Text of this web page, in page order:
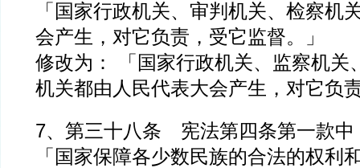
「国家行政机关、审判机关、检察机
会产生，对它负责，受它监督。」
修改为： 「国家行政机关、监察机关
机关都由人民代表大会产生，对它负
7、第三十八条 宪法第四条第一款中
「国家保障各少数民族的合法的权利